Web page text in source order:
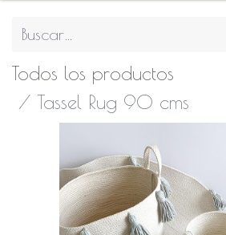
Todos los productos
Tassel Rug 90 cms